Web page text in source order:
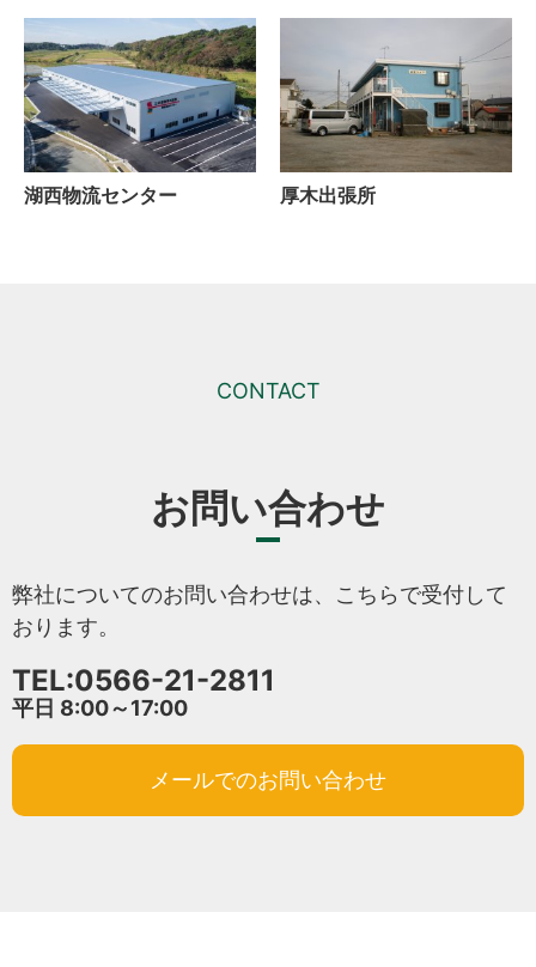
湖西物流センター 厚木出張所
CONTACT
お問い合わせ
弊社についてのお問い合わせは、こちらで受付して
おります。
TEL:0566-21-2811
平日 8:00～17:00
メールでのお問い合わせ